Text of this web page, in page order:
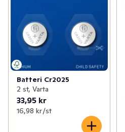
Batteri Cr2025
2 st, Varta
33,95 kr
16,98 kr /st